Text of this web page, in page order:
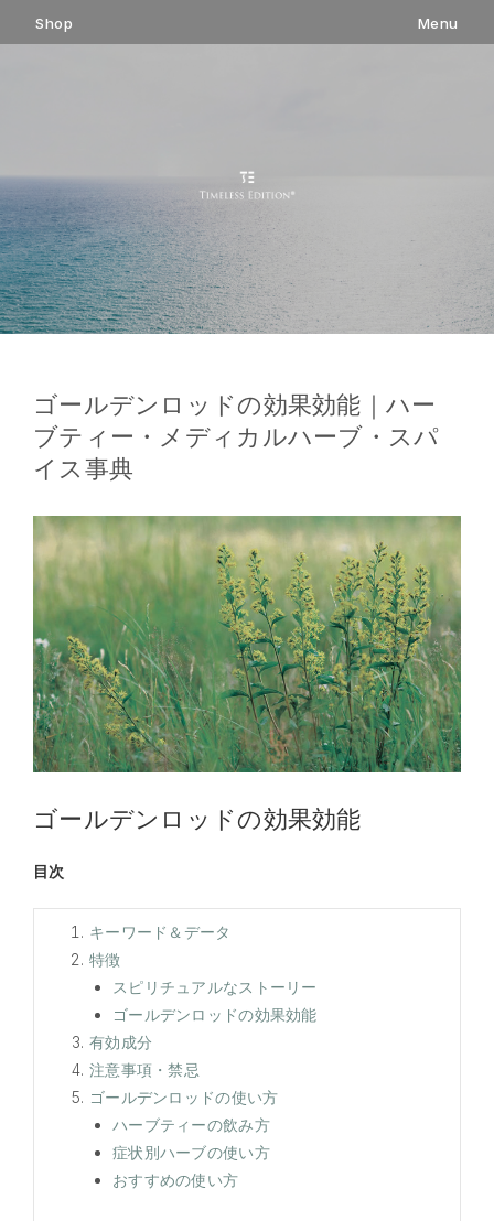
Shop Menu
ン
ス
キ
ッ
プ
ゴールデンロッドの効果効能｜ハー
ブティー・メディカルハーブ・スパ
イス事典
ゴールデンロッドの効果効能
目次
キーワード＆データ
特徴
スピリチュアルなストーリー
ゴールデンロッドの効果効能
有効成分
注意事項・禁忌
ゴールデンロッドの使い方
ハーブティーの飲み方
症状別ハーブの使い方
おすすめの使い方